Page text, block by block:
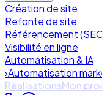
Création de site
Refonte de site
Référencement
Visibilité en ligne
Automatisation & IA
›Automatisation
RéalisationsMon